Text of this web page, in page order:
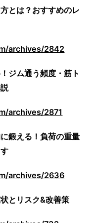
とは？おすすめのレ
archives/2842
ジム通う頻度・筋ト
archives/2871
鍛える！負荷の重量
archives/2636
とリスク&改善策